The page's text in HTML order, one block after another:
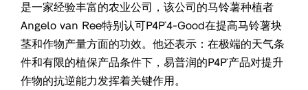
是一家经验丰富的农业公司，该公司的马铃薯种植者
Angelo van Ree特别认可P4P®4-Good在提高马铃薯块
茎和作物产量方面的功效。他还表示：在极端的天气条
件和有限的植保产品条件下，易普润的P4P®产品对提升
作物的抗逆能力发挥着关键作用。